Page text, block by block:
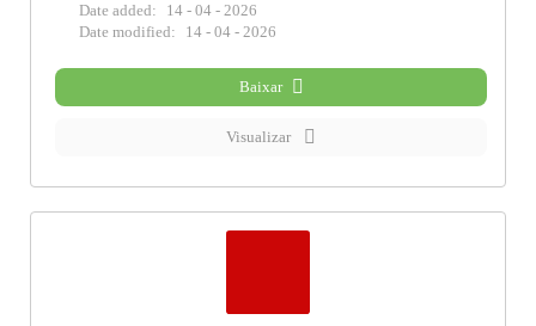
Date added:
14 - 04 - 2026
Date modified:
14 - 04 - 2026
Baixar
Visualizar